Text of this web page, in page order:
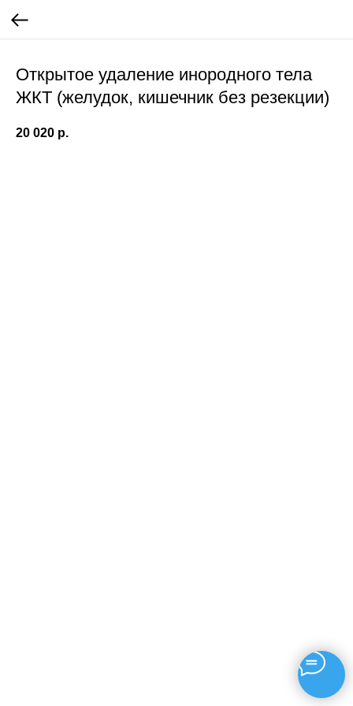
Открытое удаление инородного тела
ЖКТ (желудок, кишечник без резекции)
20 020 р.